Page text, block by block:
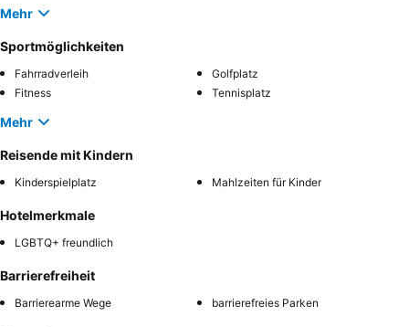
Mehr
Sportmöglichkeiten
Fahrradverleih
Golfplatz
Fitness
Tennisplatz
Mehr
Reisende mit Kindern
Kinderspielplatz Mahlzeiten für Kinder
Hotelmerkmale
LGBTQ+ freundlich
Barrierefreiheit
Barrierearme Wege barrierefreies Parken